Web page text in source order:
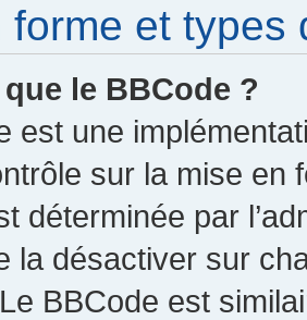
forme et types
que le BBCode ?
est une
sur la mise en
déterminée par
la désactiver sur
BBCode est